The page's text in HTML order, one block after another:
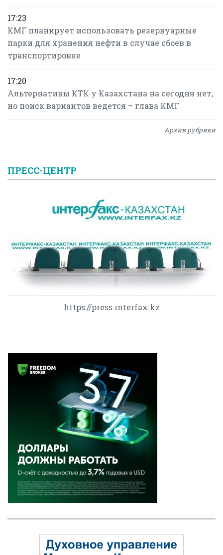
17:23
КМГ планирует использовать резервуарные
парки для хранения нефти в случае сбоев в
транспортировке
17:20
Альтернативы КТК у Казахстана на сегодня нет,
но поиск вариантов ведется – глава КМГ
Архив рубрики
ПРЕСС-ЦЕНТР
https://press.interfax.kz